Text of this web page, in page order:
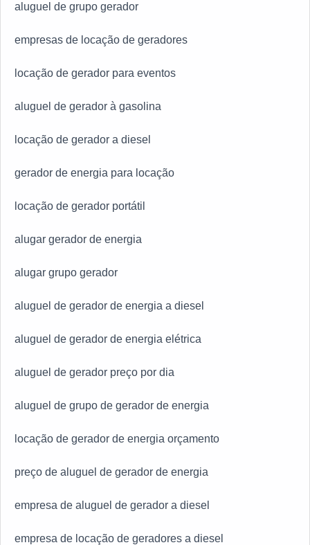
aluguel de grupo gerador
empresas de locação de geradores
locação de gerador para eventos
aluguel de gerador à gasolina
locação de gerador a diesel
gerador de energia para locação
locação de gerador portátil
alugar gerador de energia
alugar grupo gerador
aluguel de gerador de energia a diesel
aluguel de gerador de energia elétrica
aluguel de gerador preço por dia
aluguel de grupo de gerador de energia
locação de gerador de energia orçamento
preço de aluguel de gerador de energia
empresa de aluguel de gerador a diesel
empresa de locação de geradores a diesel